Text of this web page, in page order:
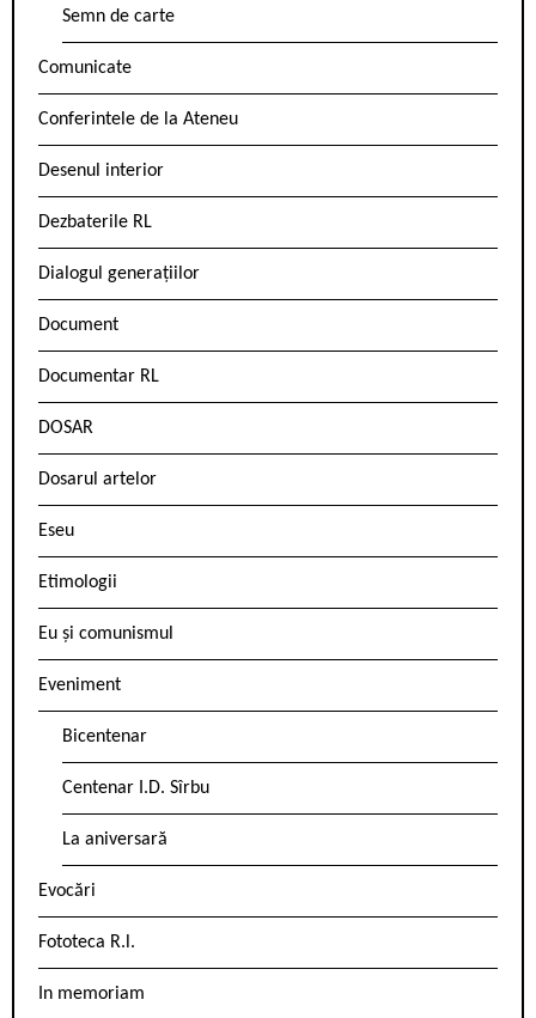
Semn de carte
Comunicate
Conferintele de la Ateneu
Desenul interior
Dezbaterile RL
Dialogul generațiilor
Document
Documentar RL
DOSAR
Dosarul artelor
Eseu
Etimologii
Eu și comunismul
Eveniment
Bicentenar
Centenar I.D. Sîrbu
La aniversară
Evocări
Fototeca R.l.
In memoriam